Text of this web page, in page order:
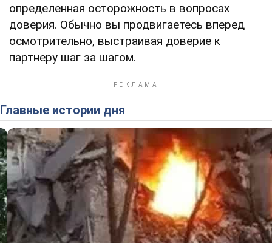
определенная осторожность в вопросах
доверия. Обычно вы продвигаетесь вперед
осмотрительно, выстраивая доверие к
партнеру шаг за шагом.
Главные истории дня